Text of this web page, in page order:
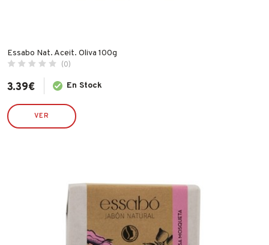
Essabo Nat. Aceit. Oliva 100g
(0)
3.39€ En Stock
VER